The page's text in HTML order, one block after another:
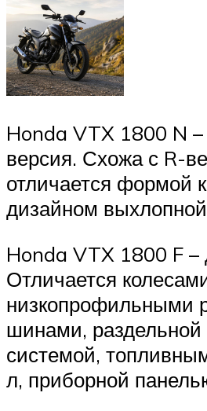
Honda VTX 1800 N
версия. Схожа с R-
отличается формой
дизайном
Honda VTX 1800 F –
Отличается
низкопрофильными
шинами,
системой,
л, приборной